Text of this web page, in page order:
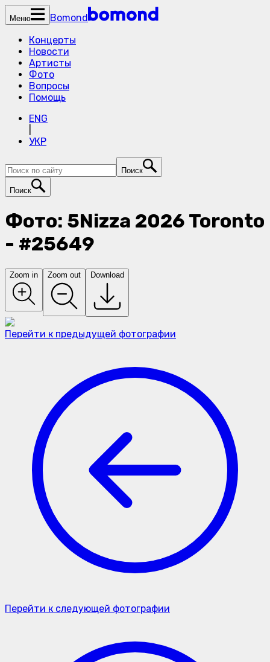
Меню
Bomond
Концерты
Новости
Артисты
Фото
Вопросы
Помощь
ENG
УКР
Поиск
Поиск
Фото: 5Nizza 2026 Toronto
- #25649
Zoom in Zoom out Download
Перейти к предыдущей фотографии
Перейти к следующей фотографии